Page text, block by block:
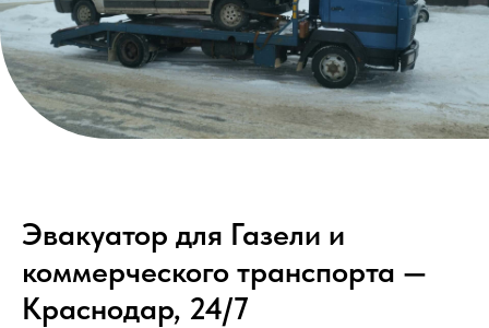
Эвакуатор для Газели и
коммерческого транспорта —
Краснодар, 24/7